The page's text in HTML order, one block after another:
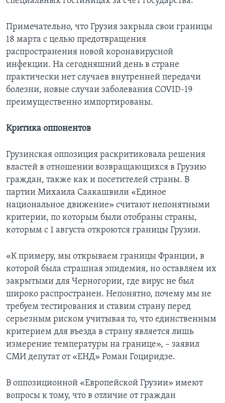
Примечательно, что Грузия закрыла свои границы
18 марта с целью предотвращения
распространения новой коронавирусной
инфекции. На сегодняшний день в стране
практически нет случаев внутренней передачи
болезни, новые случаи заболевания COVID-19
преимущественно импортированы.
Критика оппонентов
Грузинская оппозиция раскритиковала решения
властей в отношении возвращающихся в Грузию
граждан, также как и посетителей страны. В
партии Михаила Саакашвили «Единое
национальное движение» считают непонятными
критерии, по которым были отобраны страны,
которым с 1 августа откроются границы Грузии.
«К примеру, мы открываем границы Франции, в
которой была страшная эпидемия, но оставляем их
закрытыми для Черногории, где вирус не был
широко распространен. Непонятно, почему мы не
требуем тестирования и ставим страну перед
серьезным риском учитывая то, что единственным
критерием для въезда в страну является лишь
измерение температуры на границе», – заявил
СМИ депутат от «ЕНД» Роман Гоциридзе.
В оппозиционной «Европейской Грузии» имеют
вопросы к тому, что в отличие от граждан